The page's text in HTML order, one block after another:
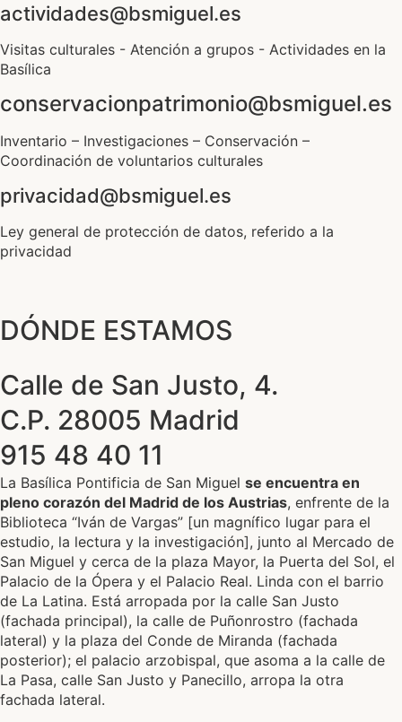
actividades@bsmiguel.es
Visitas culturales - Atención a grupos - Actividades en la
Basílica
conservacionpatrimonio@bsmiguel.es
Inventario – Investigaciones – Conservación –
Coordinación de voluntarios culturales
privacidad@bsmiguel.es
Ley general de protección de datos, referido a la
privacidad
DÓNDE ESTAMOS
Calle de San Justo, 4.
C.P. 28005 Madrid
915 48 40 11
La Basílica Pontificia de San Miguel se encuentra en
pleno corazón del Madrid de los Austrias, enfrente de la
Biblioteca “Iván de Vargas” [un magnífico lugar para el
estudio, la lectura y la investigación], junto al Mercado de
San Miguel y cerca de la plaza Mayor, la Puerta del Sol, el
Palacio de la Ópera y el Palacio Real. Linda con el barrio
de La Latina. Está arropada por la calle San Justo
(fachada principal), la calle de Puñonrostro (fachada
lateral) y la plaza del Conde de Miranda (fachada
posterior); el palacio arzobispal, que asoma a la calle de
La Pasa, calle San Justo y Panecillo, arropa la otra
fachada lateral.